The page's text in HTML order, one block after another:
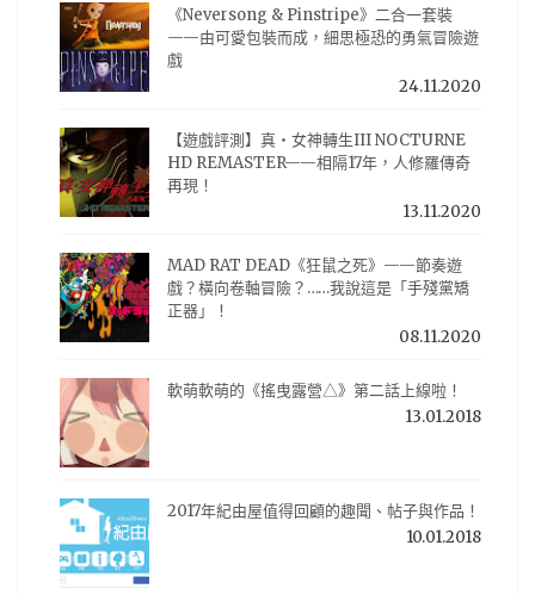
《Neversong & Pinstripe》二合一套裝
——由可愛包裝而成，細思極恐的勇氣冒險遊
戲
24.11.2020
【遊戲評測】真・女神轉生III NOCTURNE
HD REMASTER——相隔17年，人修羅傳奇
再現！
13.11.2020
MAD RAT DEAD《狂鼠之死》——節奏遊
戲？橫向卷軸冒險？……我說這是「手殘黨矯
正器」！
08.11.2020
軟萌軟萌的《搖曳露營△》第二話上線啦！
13.01.2018
2017年紀由屋值得回顧的趣聞、帖子與作品！
10.01.2018